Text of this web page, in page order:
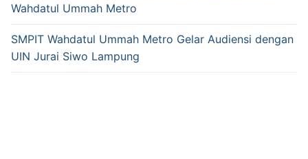
Wahdatul Ummah Metro
SMPIT Wahdatul Ummah Metro Gelar Audiensi dengan
UIN Jurai Siwo Lampung